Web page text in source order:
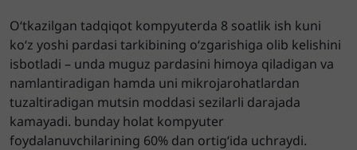
O‘tkazilgan tadqiqot kompyuterda 8 soatlik ish kuni
ko‘z yoshi pardasi tarkibining o‘zgarishiga olib kelishini
isbotladi – unda muguz pardasini himoya qiladigan va
namlantiradigan hamda uni mikrojarohatlardan
tuzaltiradigan mutsin moddasi sezilarli darajada
kamayadi. bunday holat kompyuter
foydalanuvchilarining 60% dan ortig‘ida uchraydi.